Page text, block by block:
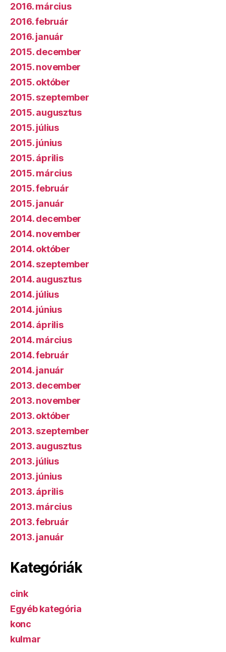
2016. március
2016. február
2016. január
2015. december
2015. november
2015. október
2015. szeptember
2015. augusztus
2015. július
2015. június
2015. április
2015. március
2015. február
2015. január
2014. december
2014. november
2014. október
2014. szeptember
2014. augusztus
2014. július
2014. június
2014. április
2014. március
2014. február
2014. január
2013. december
2013. november
2013. október
2013. szeptember
2013. augusztus
2013. július
2013. június
2013. április
2013. március
2013. február
2013. január
Kategóriák
cink
Egyéb kategória
konc
kulmar